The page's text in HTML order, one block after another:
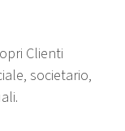
Clienti
societario,